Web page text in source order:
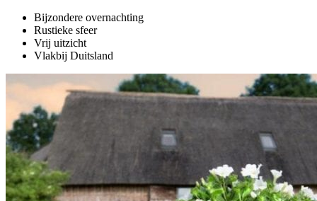
Bijzondere overnachting
Rustieke sfeer
Vrij uitzicht
Vlakbij Duitsland